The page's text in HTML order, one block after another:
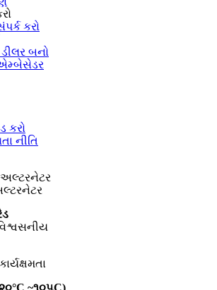
કરો
બનો
કરો
નીતિ
~૧૦૫C)